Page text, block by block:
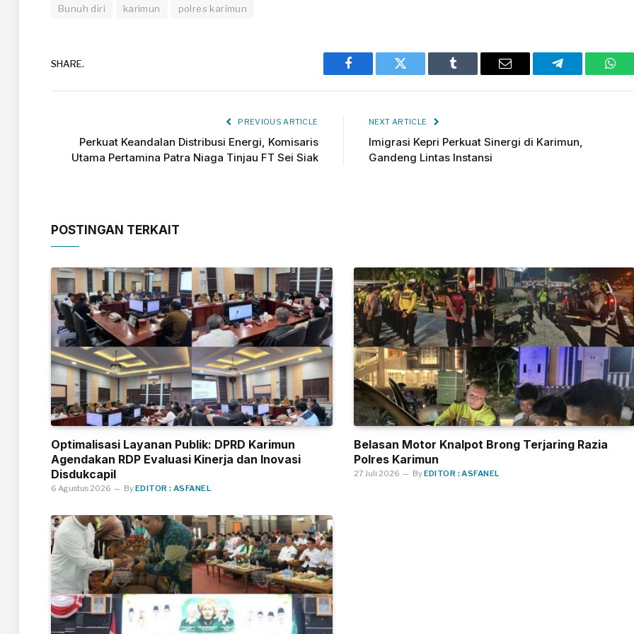
Bunuh diri karimun polres karimun
SHARE.
Facebook Twitter Tumblr Email Telegram
PREVIOUS ARTICLE
Perkuat Keandalan Distribusi Energi, Komisaris
Utama Pertamina Patra Niaga Tinjau FT Sei Siak
NEXT ARTICLE
Imigrasi Kepri Perkuat Sinergi di Karimun,
Gandeng Lintas Instansi
POSTINGAN TERKAIT
Optimalisasi Layanan Publik: DPRD Karimun
Agendakan RDP Evaluasi Kinerja dan Inovasi
Disdukcapil
6 Agustus 2026 ByEDITOR : ASFANEL
Belasan Motor Knalpot Brong Terjaring Razia
Polres Karimun
27 Juli 2026 ByEDITOR : ASFANEL